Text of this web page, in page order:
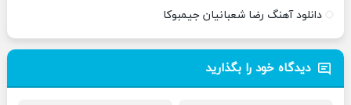
دانلود آهنگ رضا شعبانیان جیمبوکا
دیدگاه خود را بگذارید